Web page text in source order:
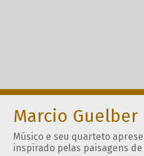
Marcio
Músico e seu quarteto
inspirado pelas paisagens de